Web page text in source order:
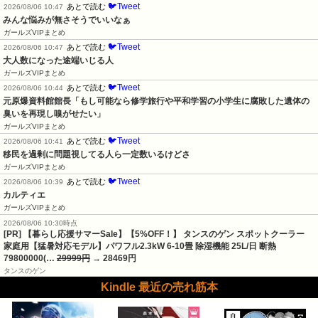
2026/08/06 10:47
あとで読む 🐦Tweet
みんな悩みが無さそうでいいなぁ
ガールズVIPまとめ
2026/08/06 10:47
あとで読む 🐦Tweet
大人数になった途端いじる人
ガールズVIPまとめ
2026/08/06 10:44 あとで読む 🐦Tweet
元原爆資料館館長「もし可能なら修学旅行や平和学習の小学生に腐敗した遺体の
臭いを再現し嗅がせたい」
ガールズVIPまとめ
2026/08/06 10:41
あとで読む 🐦Tweet
移民を過剰に問題視してる人ら一定数いるけどさ
ガールズVIPまとめ
2026/08/06 10:39
あとで読む 🐦Tweet
カルティエ
ガールズVIPまとめ
2026/08/06 10:30時点
[PR] 【暮らし応援サマーSale】【5%OFF！】 タンスのゲン スポットクーラー
家庭用【猛暑対応モデル】パワフル2.3kW 6-10畳 除湿機能 25L/日 断熱
79800000(… 29999円 → 28469円
タンスのゲン
Kindle 最近の売れ筋本